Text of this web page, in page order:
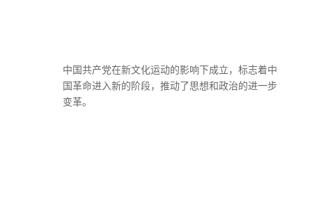
中国共产党在新文化运动的影响下成立，标志着中
国革命进入新的阶段，推动了思想和政治的进一步
变革。